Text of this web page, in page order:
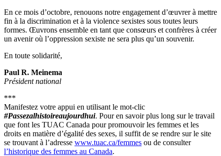
En ce mois d’octobre, renouons notre engagement d’œuvrer à mettre
fin à la discrimination et à la violence sexistes sous toutes leurs
formes. Œuvrons ensemble en tant que consœurs et confrères à créer
un avenir où l’oppression sexiste ne sera plus qu’un souvenir.
En toute solidarité,
Paul R. Meinema
Président national
***
Manifestez votre appui en utilisant le mot-clic
#Passezalhistoireaujourdhui. Pour en savoir plus long sur le travail
que font les TUAC Canada pour promouvoir les femmes et les
droits en matière d’égalité des sexes, il suffit de se rendre sur le site
se trouvant à l’adresse www.tuac.ca/femmes ou de consulter
l’historique des femmes au Canada.